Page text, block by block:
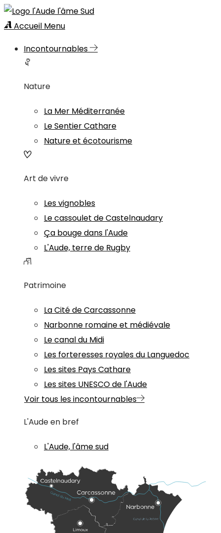
Accueil Menu
Incontournables
Nature
La Mer Méditerranée
Le Sentier Cathare
Nature et écotourisme
Art de vivre
Les vignobles
Le cassoulet de Castelnaudary
Ça bouge dans l'Aude
L'Aude, terre de Rugby
Patrimoine
La Cité de Carcassonne
Narbonne romaine et médiévale
Le canal du Midi
Les forteresses royales du Languedoc
Les sites Pays Cathare
Les sites UNESCO de l'Aude
Voir tous les incontournables
L'Aude en bref
L'Aude, l'âme sud